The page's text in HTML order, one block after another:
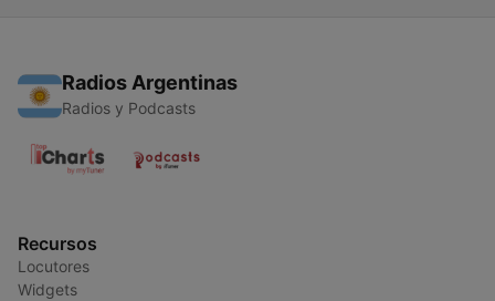
Radios Argentinas
Radios y Podcasts
Recursos
Locutores
Widgets